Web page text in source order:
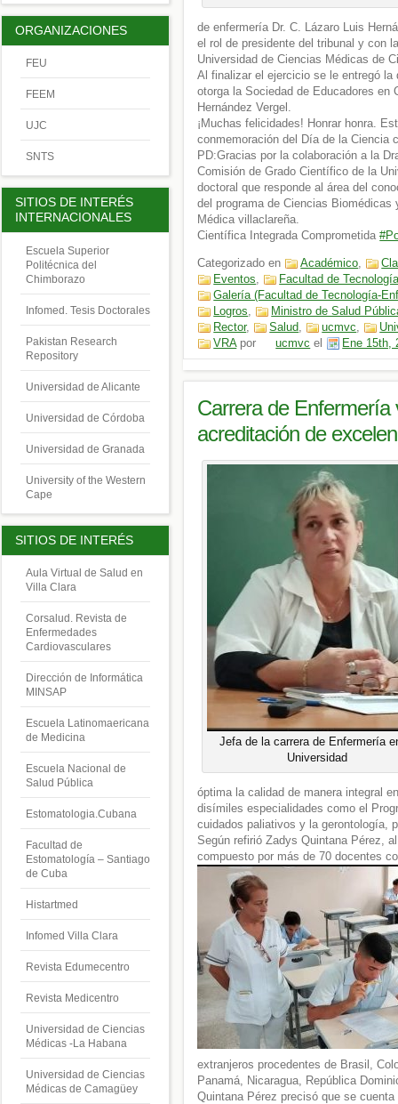
de enfermería Dr. C. Lázaro Luis
el rol de presidente del tribunal y con
Universidad de Ciencias Médicas de
Al finalizar el ejercicio se le entregó
otorga la Sociedad de Educadores en
Hernández Vergel.
¡Muchas felicidades! Honrar honra.
conmemoración del Día de la Ciencia
PD:Gracias por la colaboración a la
Comisión de Grado Científico de la
doctoral que responde al área del
del programa de Ciencias
Médica villaclareña.
Científica Integrada Comprometida
Categorizado en Académico,
Eventos,
Facultad de
Galería (Facultad de Tecnología-
Logros,
Ministro de Salud
Rector, Salud, ucmvc,
VRApor ucmvc el Ene 15th,
Carrera de Enfermería
acreditación de
Jefa de la carrera de Enfermería
Universidad
óptima la calidad de manera integral
disímiles especialidades como el
cuidados paliativos y la gerontología,
Según refirió Zadys Quintana Pérez,
compuesto por más de 70 docentes
extranjeros procedentes de Brasil,
Panamá, Nicaragua, República
Quintana Pérez precisó que se
ORGANIZACIONES
FEU
FEEM
UJC
SNTS
SITIOS DE INTERÉS
INTERNACIONALES
Escuela Superior
Politécnica del
Chimborazo
Infomed. Tesis Doctorales
Pakistan Research
Repository
Universidad de Alicante
Universidad de Córdoba
Universidad de Granada
University of the Western
Cape
SITIOS DE INTERÉS
Aula Virtual de Salud en
Villa Clara
Corsalud. Revista de
Enfermedades
Cardiovasculares
Dirección de Informática
MINSAP
Escuela Latinomaericana
de Medicina
Escuela Nacional de
Salud Pública
Estomatologia.Cubana
Facultad de
Estomatología – Santiago
de Cuba
Histartmed
Infomed Villa Clara
Revista Edumecentro
Revista Medicentro
Universidad de Ciencias
Médicas -La Habana
Universidad de Ciencias
Médicas de Camagüey